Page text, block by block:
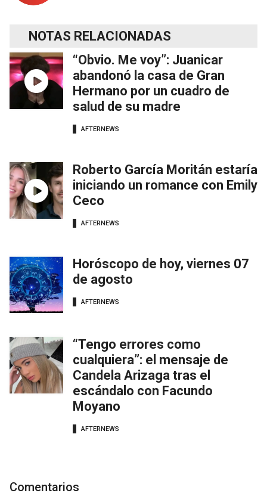
NOTAS RELACIONADAS
“Obvio. Me voy”: Juanicar
abandonó la casa de Gran
Hermano por un cuadro de
salud de su madre
AFTERNEWS
Roberto García Moritán estaría
iniciando un romance con Emily
Ceco
AFTERNEWS
Horóscopo de hoy, viernes 07
de agosto
AFTERNEWS
“Tengo errores como
cualquiera”: el mensaje de
Candela Arizaga tras el
escándalo con Facundo
Moyano
AFTERNEWS
Comentarios